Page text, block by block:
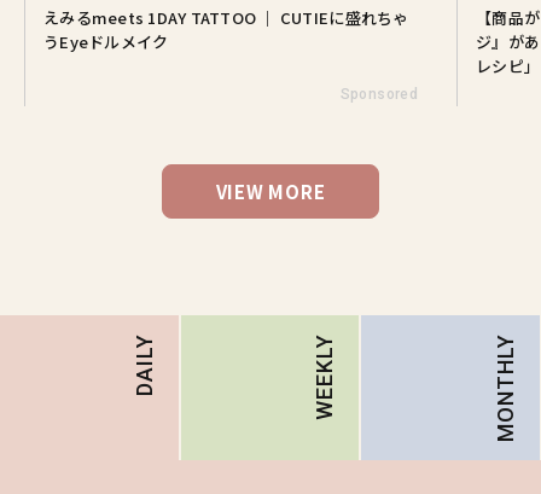
えみるmeets 1DAY TATTOO ｜ CUTIEに盛れちゃ
うEyeドルメイク
Sponsored
【商品
ジ』が
レシピ」
VIEW MORE
DAILY WEEKLY MONTHLY